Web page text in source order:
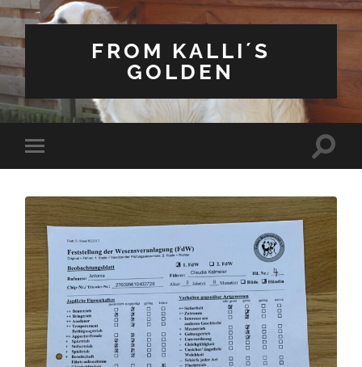
FROM KALLI´S
GOLDEN
Mobile-
Menü